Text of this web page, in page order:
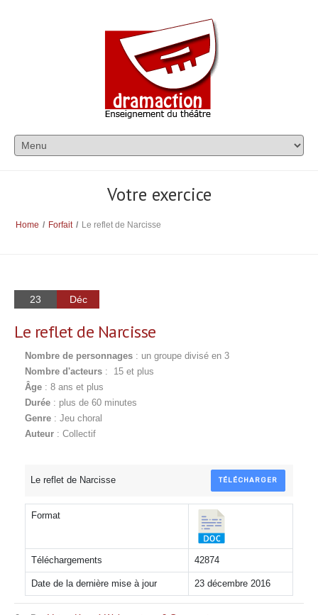
Votre exercice
Home / Forfait / Le reflet de Narcisse
23 Déc
Le reflet de Narcisse
Nombre de personnages : un groupe divisé en 3
Nombre d'acteurs : 15 et plus
Âge : 8 ans et plus
Durée : plus de 60 minutes
Genre : Jeu choral
Auteur : Collectif
Le reflet de Narcisse TÉLÉCHARGER
Format
Téléchargements 42874
Date de la dernière mise à jour 23 décembre 2016